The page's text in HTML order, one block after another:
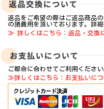
返品をご希望の際はご返品商品
の諸費用を頂いております。詳
≫ 詳しくはこちら：返品・交換
ご都合に合わせてご利用ください
≫詳しくはこちら：お支払いにつ
クレジットカード決済